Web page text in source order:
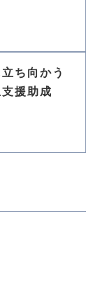
ち向かう
援助成